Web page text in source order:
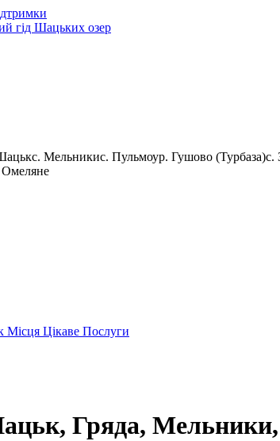
с. Мельникис. Пульмоур. Гушово (Турбаза)с.
Омеляне
Місця Цікаве Послуги
Гряда,